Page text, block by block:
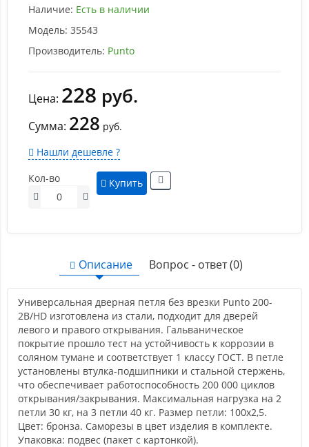
Наличие: Есть в наличии
Модель: 35543
Производитель: Punto
Цена: 228 руб.
Сумма: 228 руб.
Нашли дешевле ?
Кол-во
Купить
Описание Вопрос - ответ (0)
Универсальная дверная петля без врезки Punto 200-
2B/HD изготовлена из стали, подходит для дверей
левого и правого открывания. Гальваническое
покрытие прошло тест на устойчивость к коррозии в
соляном тумане и соответствует 1 классу ГОСТ. В петле
установлены втулка-подшипники и стальной стержень,
что обеспечивает работоспособность 200 000 циклов
открывания/закрывания. Максимальная нагрузка на 2
петли 30 кг, на 3 петли 40 кг. Размер петли: 100x2,5.
Цвет: бронза. Саморезы в цвет изделия в комплекте.
Упаковка: подвес (пакет с картонкой).